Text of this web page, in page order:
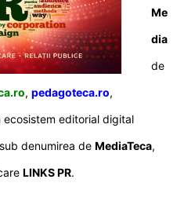
Me
dia
de
, pedagoteca.ro,
editorial digital
denumirea de MediaTeca,
LINKS PR.